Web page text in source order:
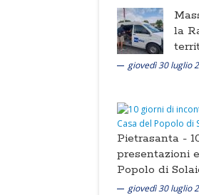
la
giovedì 30 luglio
Pietrasanta -
presentazioni
Popolo di
giovedì 30 luglio